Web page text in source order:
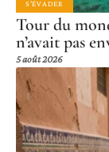
S'ÉVADER
Tour du
n’avait pas
5 août 2026